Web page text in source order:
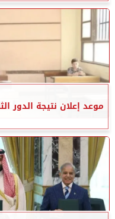
موعد إعلان نتيجة الدور